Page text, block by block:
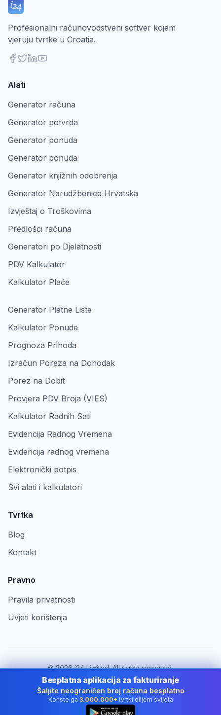
Profesionalni računovodstveni softver kojem
vjeruju tvrtke u Croatia.
Alati
Generator računa
Generator potvrda
Generator ponuda
Generator ponuda
Generator knjižnih odobrenja
Generator Narudžbenice Hrvatska
Izvještaj o Troškovima
Predlošci računa
Generatori po Djelatnosti
PDV Kalkulator
Kalkulator Plaće
Generator Platne Liste
Kalkulator Ponude
Prognoza Prihoda
Izračun Poreza na Dohodak
Porez na Dobit
Provjera PDV Broja (VIES)
Kalkulator Radnih Sati
Evidencija Radnog Vremena
Evidencija radnog vremena
Elektronički potpis
Svi alati i kalkulatori
Tvrtka
Blog
Kontakt
Pravno
Pravila privatnosti
Uvjeti korištenja
©2026i24 Limited. All rights reserved.
Za tvrtke u Croatia
Promijeni državu:
Croatia
Besplatna aplikacija za fakturiranje
Šaljite neograničen broj računa besplatno
Koriste ga 3.000.000+ tvrtki diljem svijeta